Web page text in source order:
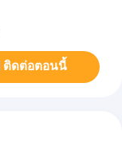
ติดต่อตอนนี้